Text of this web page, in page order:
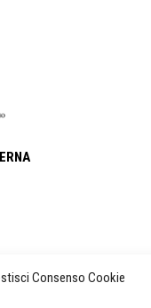
Consenso Cookie
+39 338 5714978 (orario